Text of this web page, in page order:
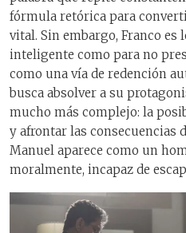
fórmula retórica para
vital. Sin embargo, Franco es
inteligente como para no
como una vía de redención
busca absolver a su
mucho más complejo: la
y afrontar las consecuencias
Manuel aparece como un
moralmente, incapaz de